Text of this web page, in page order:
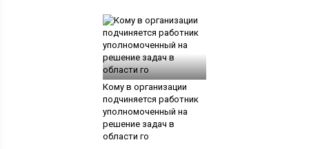
Кому в организации
подчиняется работник
уполномоченный на
решение задач в
области го